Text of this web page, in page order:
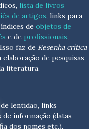
lista de livros
de artigos, links para
de objetos de
e de profissionais,
faz de Resenha crítica
de pesquisas
literatura.
lentidão, links
de informação (datas
dos nomes etc.),